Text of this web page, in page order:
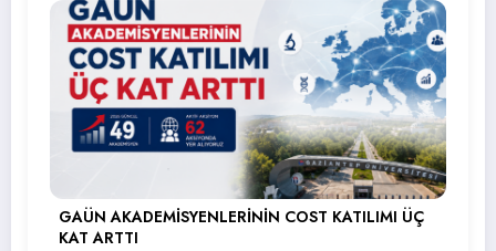
GAÜN AKADEMİSYENLERİNİN COST KATILIMI ÜÇ
KAT ARTTI